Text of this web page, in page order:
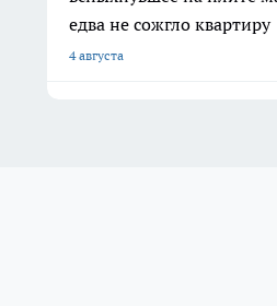
едва не сожгло квартиру
4 августа